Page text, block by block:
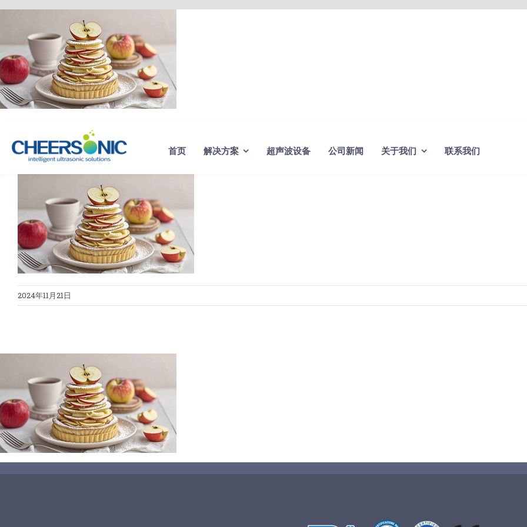
Skip
content
首页 解决方案 超声波设备 公司新闻 关于我们 联系我们
2024年11月21日